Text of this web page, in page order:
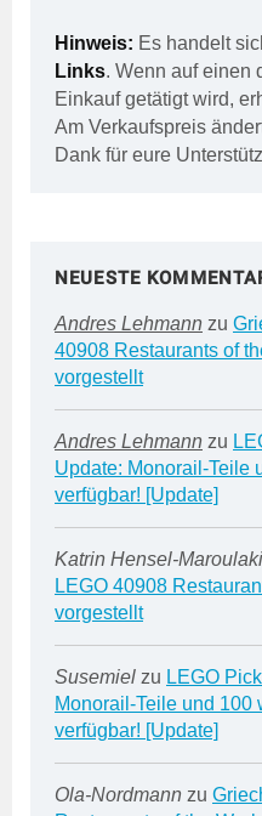
Hinweis: Es handelt
Links. Wenn auf einen
Einkauf getätigt wird,
Am Verkaufspreis
Dank für eure
NEUESTE
Andres Lehmann zu
40908 Restaurants of
vorgestellt
Andres Lehmann zu
Update: Monorail-Teile
verfügbar! [Update]
Katrin Hensel-
LEGO 40908
vorgestellt
Susemiel zu LEGO
Monorail-Teile und 100
verfügbar! [Update]
Ola-Nordmann zu